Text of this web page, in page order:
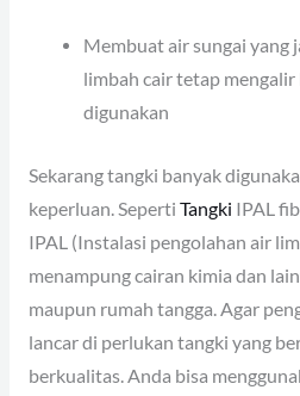
Membuat air sungai yang
limbah cair tetap
digunakan
Sekarang tangki banyak
keperluan. Seperti Tangki IPAL
IPAL (Instalasi pengolahan air
menampung cairan kimia dan
maupun rumah tangga. Agar
lancar di perlukan tangki yang
berkualitas. Anda bisa